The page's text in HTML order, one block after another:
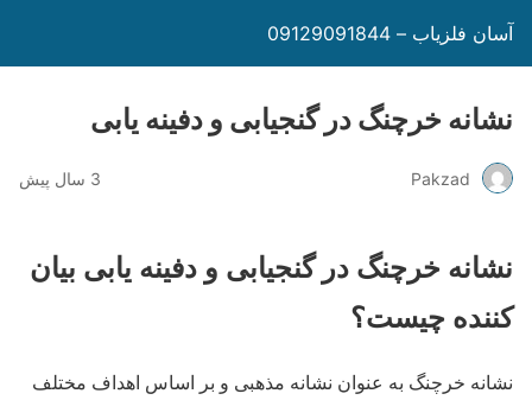
آسان فلزیاب – 09129091844
نشانه خرچنگ در گنجیابی و دفینه یابی
Pakzad 3 سال پیش
نشانه خرچنگ در گنجیابی و دفینه یابی بیان
کننده چیست؟
نشانه خرچنگ به عنوان نشانه مذهبی و بر اساس اهداف مختلف